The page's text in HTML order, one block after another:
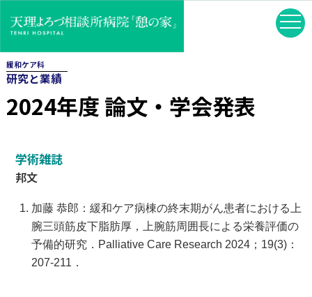
緩和ケア科
研究と業績
2024年度 論文・学会発表
学術雑誌
邦文
加藤 恭郎：緩和ケア病棟の終末期がん患者における上
腕三頭筋皮下脂肪厚，上腕筋周囲長による栄養評価の
予備的研究．Palliative Care Research 2024；19(3)：
207-211．